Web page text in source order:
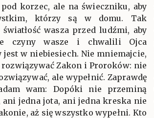
korzec, ale na świeczniku, aby
którzy są w domu. Tak
wasza przed ludźmi, aby
czyny wasze i chwalili Ojca
jest w niebiesiech. Nie mniemajcie,
rozwiązywać Zakon i Proroków: nie
ale wypełnić. Zaprawdę
wam: Dopóki nie przeminą
jedna jota, ani jedna kreska nie
aż się wszystko wypełni. Kto